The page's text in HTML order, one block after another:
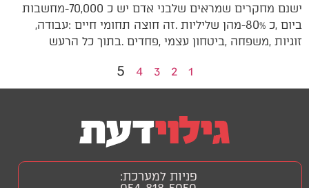
‬ביום‭, ‬כ‭-‬80%‭ ‬מהן‭ ‬שליליות‭. ‬זה‭ ‬חוצה‭ ‬תחומי‭ ‬חיים‭: ‬עבודה‭,
‬זוגיות‭, ‬משפחה‭, ‬ביטחון‭ ‬עצמי‭, ‬פחדים‭. ‬בתוך‭ ‬כל‭ ‬הרעש‭
1
2
3
4
5
פניות למערכת: